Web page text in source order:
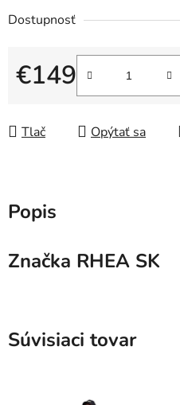
Dostupnosť
€149
Jednotková cena:
Tlač Opýtať sa
Popis
Značka RHEA SK
Súvisiaci tovar